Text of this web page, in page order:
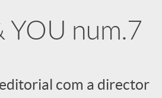
YOU num.7
com a director